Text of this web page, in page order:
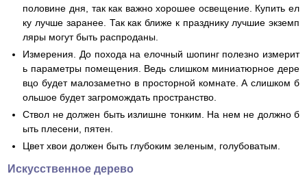
половине дня, так как важно хорошее освещение. Купить ел
ку лучше заранее. Так как ближе к празднику лучшие экземп
ляры могут быть распроданы.
Измерения. До похода на елочный шопинг полезно измерит
ь параметры помещения. Ведь слишком миниатюрное дере
вцо будет малозаметно в просторной комнате. А слишком б
ольшое будет загромождать пространство.
Ствол не должен быть излишне тонким. На нем не должно б
ыть плесени, пятен.
Цвет хвои должен быть глубоким зеленым, голубоватым.
Искусственное дерево